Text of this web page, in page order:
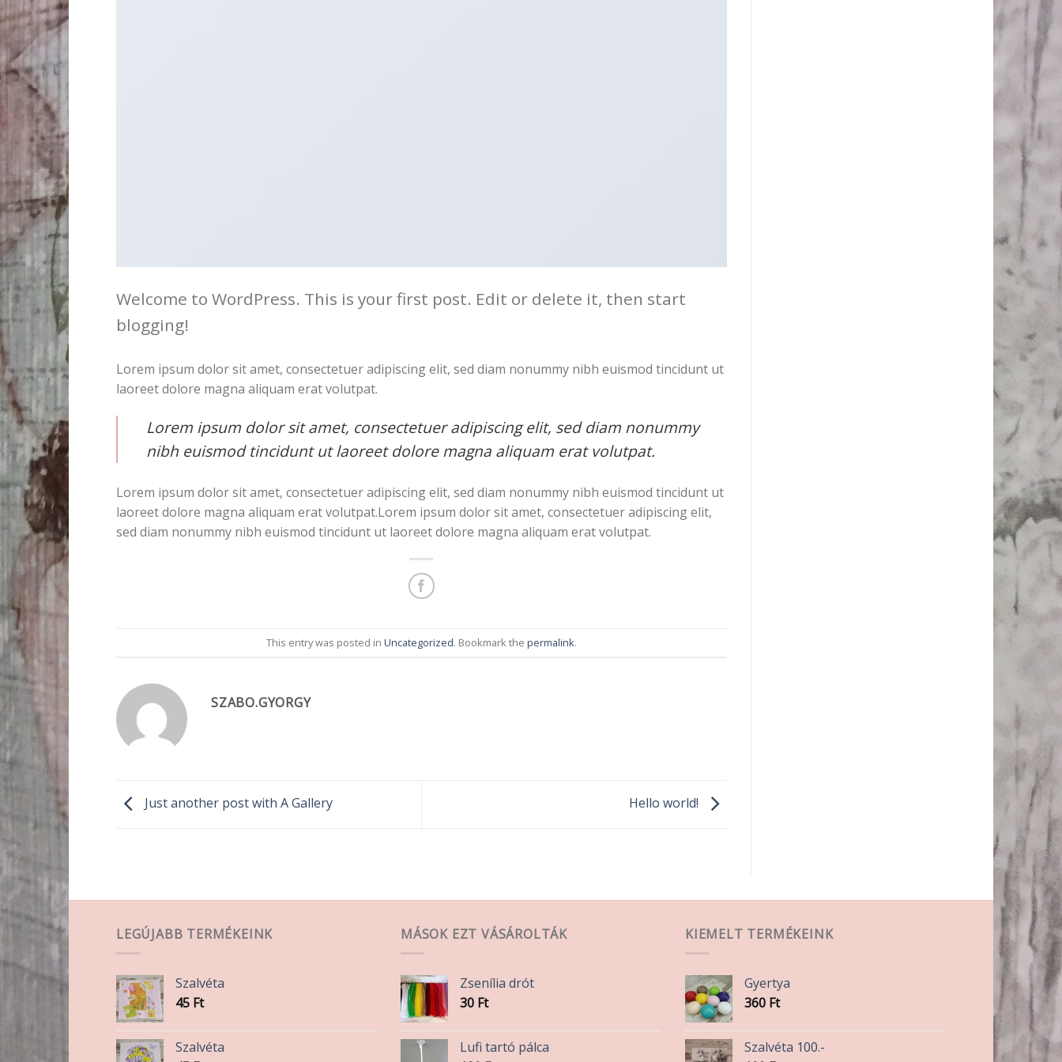
Welcome to WordPress. This is your first post. Edit or delete it, then start
blogging!
Lorem ipsum dolor sit amet, consectetuer adipiscing elit, sed diam nonummy nibh euismod tincidunt ut
laoreet dolore magna aliquam erat volutpat.
Lorem ipsum dolor sit amet, consectetuer adipiscing elit, sed diam nonummy
nibh euismod tincidunt ut laoreet dolore magna aliquam erat volutpat.
Lorem ipsum dolor sit amet, consectetuer adipiscing elit, sed diam nonummy nibh euismod tincidunt ut
laoreet dolore magna aliquam erat volutpat.Lorem ipsum dolor sit amet, consectetuer adipiscing elit,
sed diam nonummy nibh euismod tincidunt ut laoreet dolore magna aliquam erat volutpat.
This entry was posted in Uncategorized. Bookmark the permalink.
SZABO.GYORGY
Just another post with A Gallery Hello world!
LEGÚJABB TERMÉKEINK
Szalvéta
45 Ft
Szalvéta
MÁSOK EZT VÁSÁROLTÁK
Zsenília drót
30 Ft
Lufi tartó pálca
KIEMELT TERMÉKEINK
Gyertya
360 Ft
Szalvéta 100.-